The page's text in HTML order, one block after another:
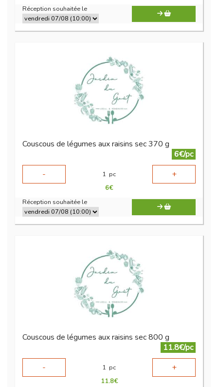
Réception souhaitée le
Couscous de légumes aux raisins sec 370 g
6€/pc
-
1 pc +
6€
Réception souhaitée le
Couscous de légumes aux raisins sec 800 g
11.8€/pc
-
1 pc +
11.8€